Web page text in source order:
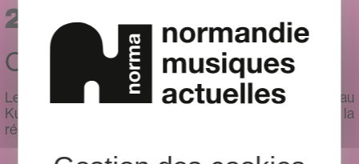
2024
Comité de sélection START
Le comité de sélection START s’est réuni le 2 avril 2024 au
Kubb (Evreux, Eure) et a invité les 5 professionnel·les de la
région :